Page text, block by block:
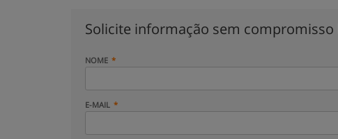
Solicite informação sem compromisso
NOME
E-MAIL